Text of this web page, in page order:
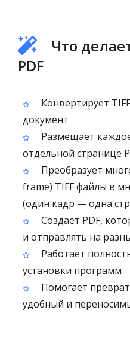
Что
PDF
Конвертирует
документ
Размещает
отдельной странице
Преобразует
frame) TIFF файлы в
(один кадр — одна
Создаёт PDF,
и отправлять на
Работает
установки программ
Помогает
удобный и